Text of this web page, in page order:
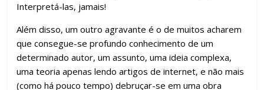
Interpretá-las, jamais!
Além disso, um outro agravante é o de muitos acharem
que consegue-se profundo conhecimento de um
determinado autor, um assunto, uma ideia complexa,
uma teoria apenas lendo artigos de internet, e não mais
(como há pouco tempo) debruçar-se em uma obra